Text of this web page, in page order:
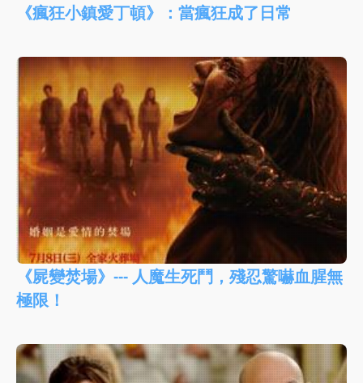
《瘋狂小鎮愛丁頓》：當瘋狂成了日常
《屍變焚場》--- 人魔生死鬥，殘忍驚嚇血腥無
極限！